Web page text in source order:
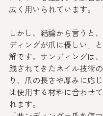
広く用いられています。
しかし、結論から言うと
ディングが爪に優しい」
解です。サンディングは
践されてきたネイル技術
り、爪の長さや厚みに応
は使用する材料に合わせ
れます。